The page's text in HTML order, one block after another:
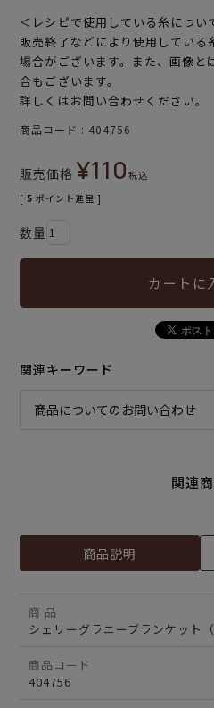
＜レシピで使用している糸につい
販売終了などにより使用している
場合がございます。また、画像と
合もございます。
詳しくはお問い合わせください。
商品コード 404756
販売価格 ¥110税込
[ 5 ポイント進呈 ]
カートに
関連キーワード
商品についてのお問い合わせ
関連
商品説明
商 品
シェリーグラニーブランケット（
商品コード
404756